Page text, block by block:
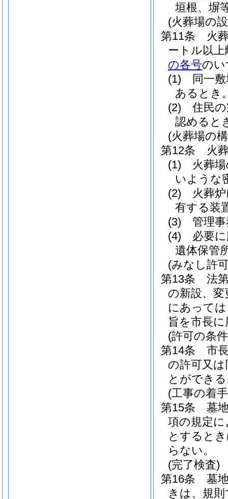
垣根、塀
(火葬場の
第11条
火
ートル以
の各号のい
(1)
同一
あるとき
(2)
住民
認めると
(火葬場の
第12条
火
(1)
火葬
いような
(2)
火葬
有する装
(3)
管理
(4)
必要
遺体保管
(みなし許
第13条
法
の新設、
にあって
旨を市長
(許可の条
第14条
市
の許可又
とができ
(工事の着
第15条
墓
項の規定
とすると
らない。
(完了検査)
第16条
墓
きは、規